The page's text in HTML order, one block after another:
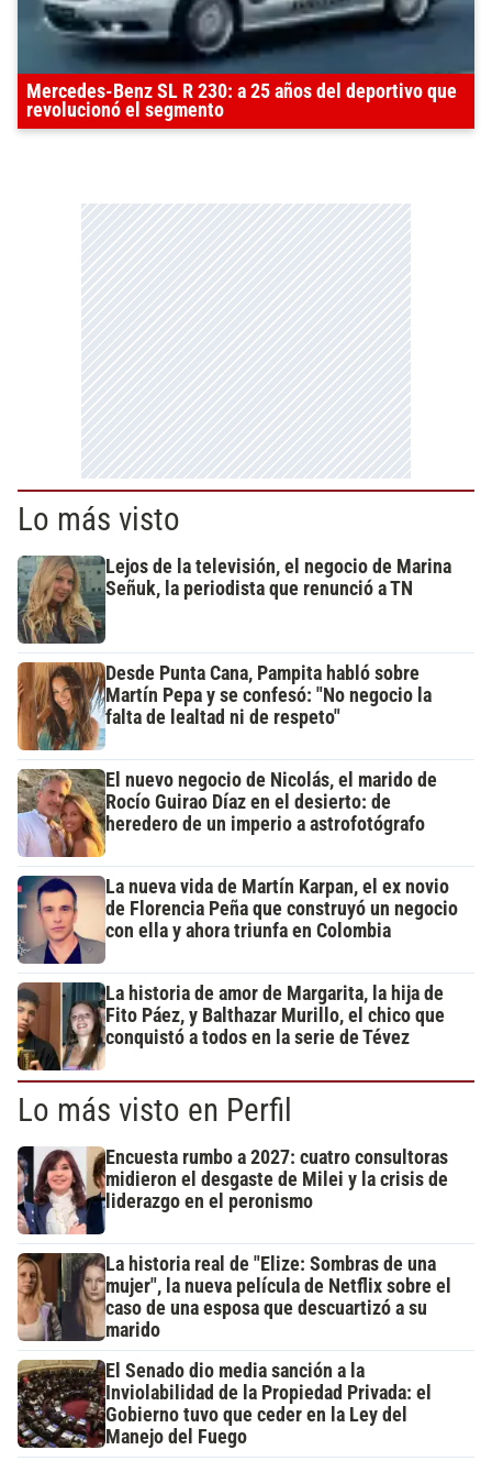
Mercedes-Benz SL R 230: a 25 años del deportivo que
revolucionó el segmento
Lo más visto
Lejos de la televisión, el negocio de Marina
Señuk, la periodista que renunció a TN
Desde Punta Cana, Pampita habló sobre
Martín Pepa y se confesó: "No negocio la
falta de lealtad ni de respeto"
El nuevo negocio de Nicolás, el marido de
Rocío Guirao Díaz en el desierto: de
heredero de un imperio a astrofotógrafo
La nueva vida de Martín Karpan, el ex novio
de Florencia Peña que construyó un negocio
con ella y ahora triunfa en Colombia
La historia de amor de Margarita, la hija de
Fito Páez, y Balthazar Murillo, el chico que
conquistó a todos en la serie de Tévez
Lo más visto en Perfil
Encuesta rumbo a 2027: cuatro consultoras
midieron el desgaste de Milei y la crisis de
liderazgo en el peronismo
La historia real de "Elize: Sombras de una
mujer", la nueva película de Netflix sobre el
caso de una esposa que descuartizó a su
marido
El Senado dio media sanción a la
Inviolabilidad de la Propiedad Privada: el
Gobierno tuvo que ceder en la Ley del
Manejo del Fuego